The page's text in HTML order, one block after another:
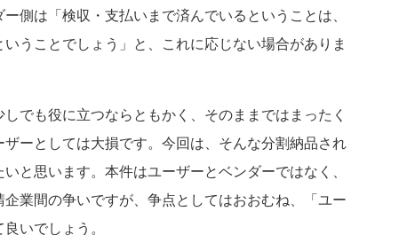
側は「検収・支払いまで済んでいるということは、
うことでしょう」と、これに応じない場合がありま
でも役に立つならともかく、そのままではまったく
ーとしては大損です。今回は、そんな分割納品され
と思います。本件はユーザーとベンダーではなく、
業間の争いですが、争点としてはおおむね、「ユー
いでしょう。